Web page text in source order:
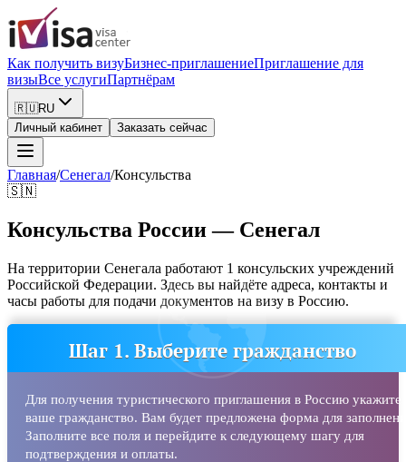
Как получить визуБизнес-приглашениеПриглашение для
визыВсе услугиПартнёрам
🇷🇺RU
Личный кабинет
Заказать сейчас
Главная/Сенегал/Консульства
🇸🇳
Консульства России — Сенегал
На территории Сенегала работают 1 консульских учреждений
Российской Федерации. Здесь вы найдёте адреса, контакты и
часы работы для подачи документов на визу в Россию.
Шаг 1. Выберите гражданство
Для получения туристического приглашения в Россию укажите
ваше гражданство. Вам будет предложена форма для
Заполните все поля и перейдите к следующему шагу для
подтверждения и оплаты.